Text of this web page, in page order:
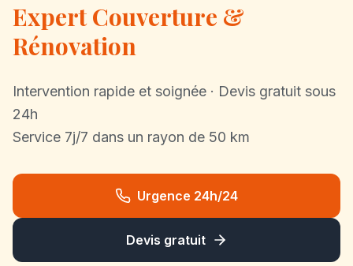
Expert Couverture &
Rénovation
Intervention rapide et soignée · Devis gratuit sous
24h
Service 7j/7 dans un rayon de 50 km
Urgence 24h/24
Devis gratuit